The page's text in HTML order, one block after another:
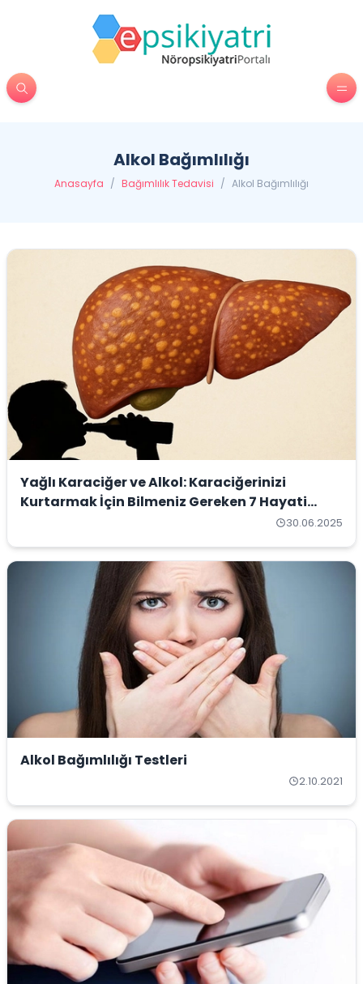
Alkol Bağımlılığı
Anasayfa / Bağımlılık Tedavisi / Alkol Bağımlılığı
Yağlı Karaciğer ve Alkol: Karaciğerinizi
Kurtarmak İçin Bilmeniz Gereken 7 Hayati
30.06.2025
Alkol Bağımlılığı Testleri
2.10.2021